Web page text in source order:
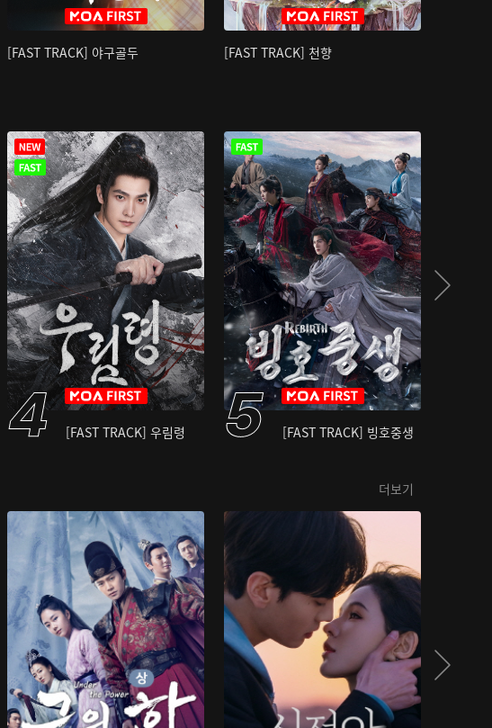
[FAST TRACK] 야구골두 [FAST TRACK] 천향
[FAST TRACK] 우림령 [FAST TRACK] 빙호중생
더보기